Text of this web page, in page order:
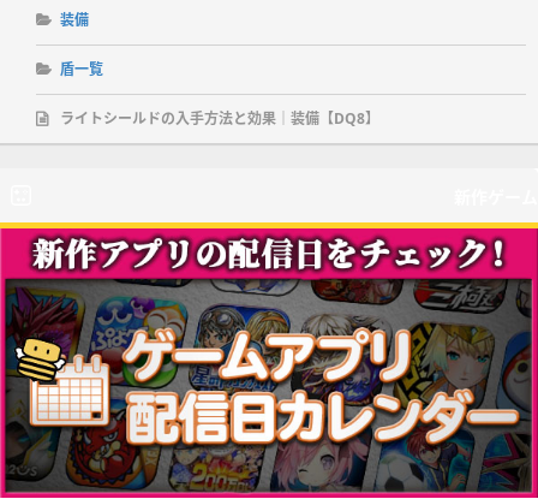
装備
盾一覧
ライトシールドの入手方法と効果｜装備【DQ8】